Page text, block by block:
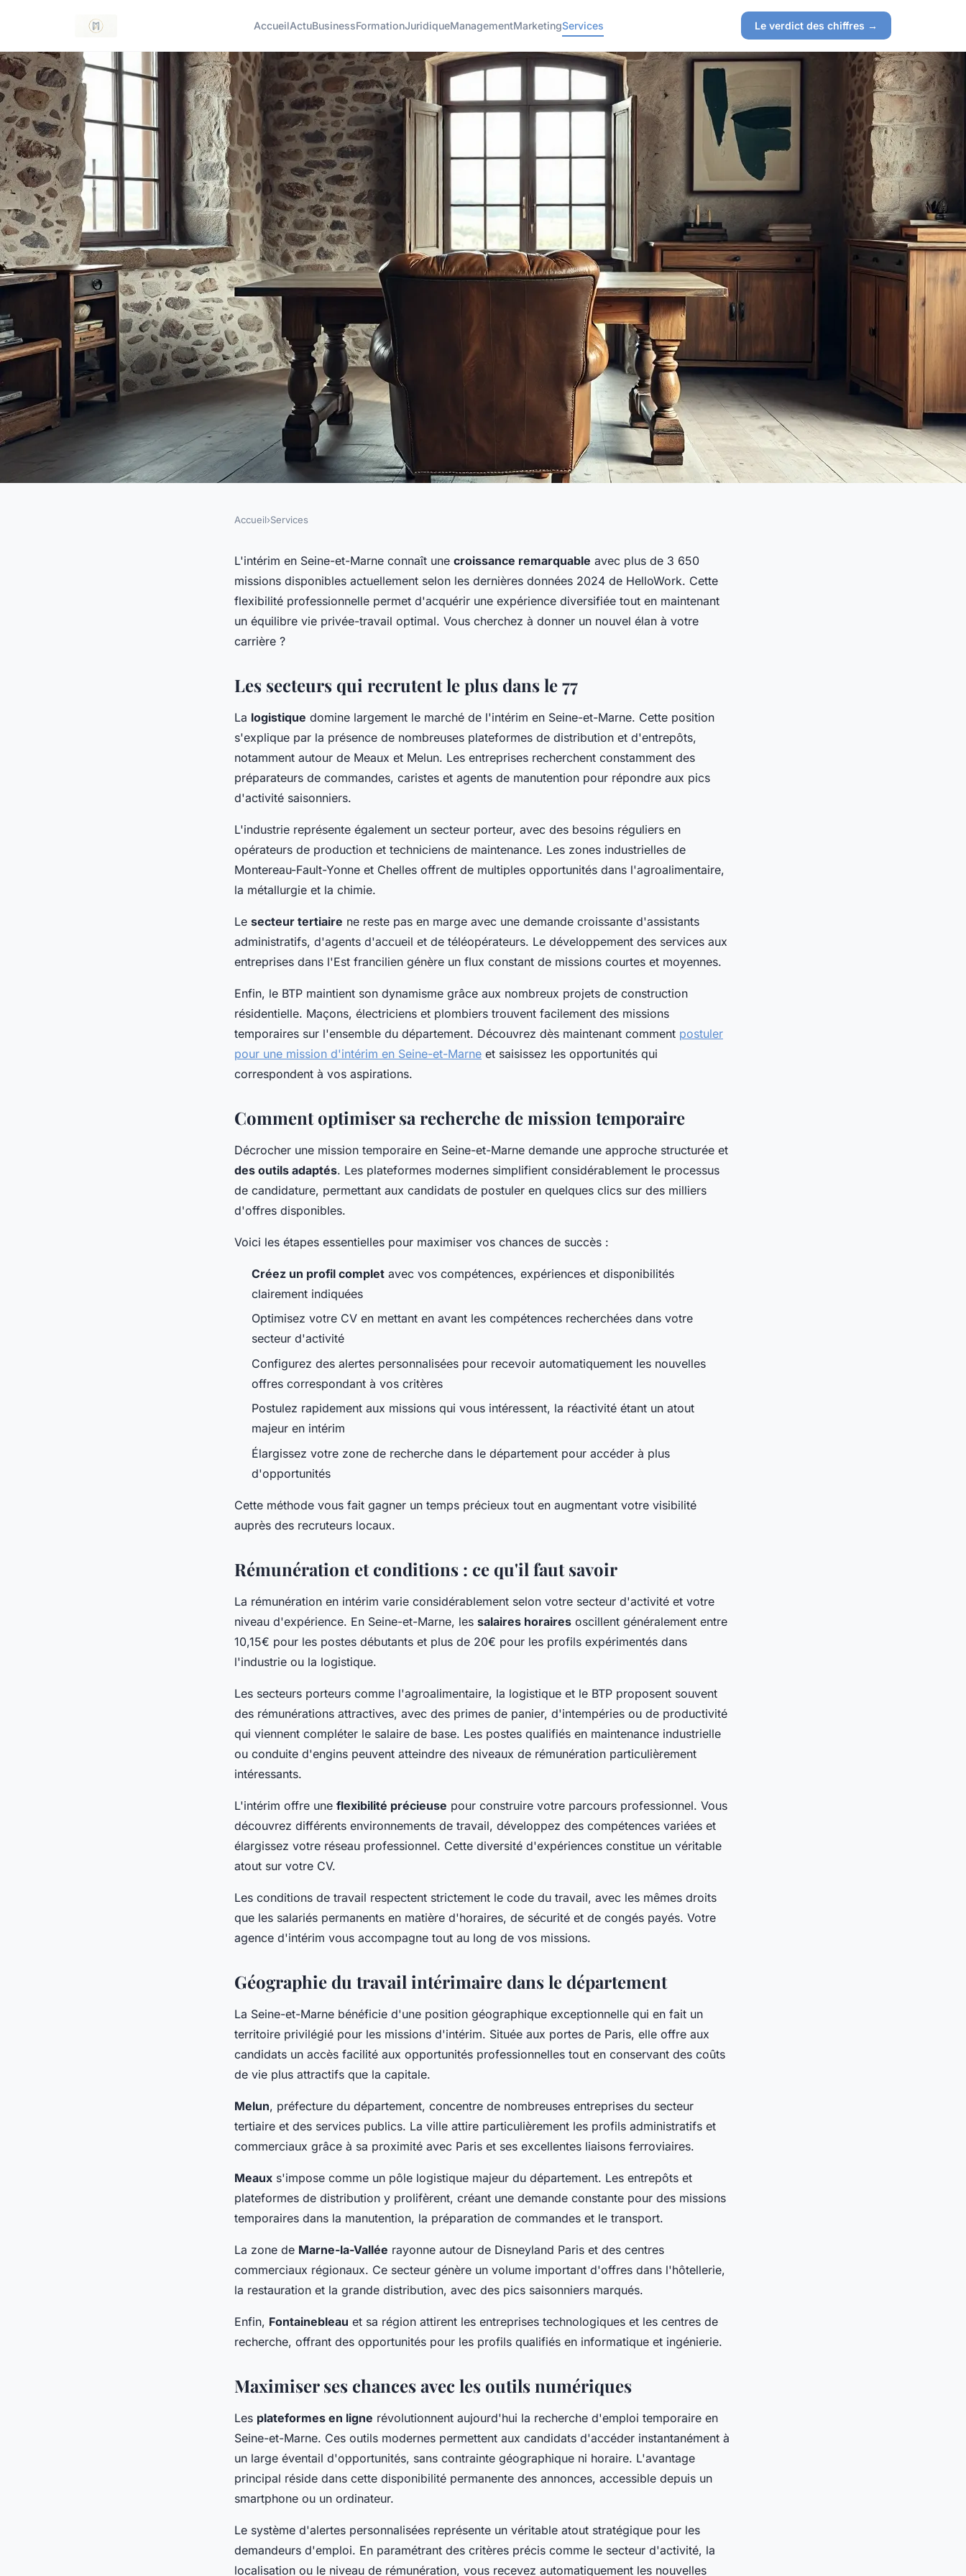
AccueilActuBusinessFormationJuridiqueManagementMarketingServices Le verdict des chiffres →
Métiers à saisir : missions d'intérim en
seine-et-marne
Accueil›Services
L'intérim en Seine-et-Marne connaît une croissance remarquable avec plus de 3 650
missions disponibles actuellement selon les dernières données 2024 de HelloWork. Cette
flexibilité professionnelle permet d'acquérir une expérience diversifiée tout en maintenant
un équilibre vie privée-travail optimal. Vous cherchez à donner un nouvel élan à votre
carrière ?
Les secteurs qui recrutent le plus dans le 77
La logistique domine largement le marché de l'intérim en Seine-et-Marne. Cette position
s'explique par la présence de nombreuses plateformes de distribution et d'entrepôts,
notamment autour de Meaux et Melun. Les entreprises recherchent constamment des
préparateurs de commandes, caristes et agents de manutention pour répondre aux pics
d'activité saisonniers.
L'industrie représente également un secteur porteur, avec des besoins réguliers en
opérateurs de production et techniciens de maintenance. Les zones industrielles de
Montereau-Fault-Yonne et Chelles offrent de multiples opportunités dans l'agroalimentaire,
la métallurgie et la chimie.
Le secteur tertiaire ne reste pas en marge avec une demande croissante d'assistants
administratifs, d'agents d'accueil et de téléopérateurs. Le développement des services aux
entreprises dans l'Est francilien génère un flux constant de missions courtes et moyennes.
Enfin, le BTP maintient son dynamisme grâce aux nombreux projets de construction
résidentielle. Maçons, électriciens et plombiers trouvent facilement des missions
temporaires sur l'ensemble du département. Découvrez dès maintenant comment postuler
pour une mission d'intérim en Seine-et-Marne et saisissez les opportunités qui
correspondent à vos aspirations.
Comment optimiser sa recherche de mission temporaire
Décrocher une mission temporaire en Seine-et-Marne demande une approche structurée et
des outils adaptés. Les plateformes modernes simplifient considérablement le processus
de candidature, permettant aux candidats de postuler en quelques clics sur des milliers
d'offres disponibles.
Voici les étapes essentielles pour maximiser vos chances de succès :
Créez un profil complet avec vos compétences, expériences et disponibilités
clairement indiquées
Optimisez votre CV en mettant en avant les compétences recherchées dans votre
secteur d'activité
Configurez des alertes personnalisées pour recevoir automatiquement les nouvelles
offres correspondant à vos critères
Postulez rapidement aux missions qui vous intéressent, la réactivité étant un atout
majeur en intérim
Élargissez votre zone de recherche dans le département pour accéder à plus
d'opportunités
Cette méthode vous fait gagner un temps précieux tout en augmentant votre visibilité
auprès des recruteurs locaux.
Rémunération et conditions : ce qu'il faut savoir
La rémunération en intérim varie considérablement selon votre secteur d'activité et votre
niveau d'expérience. En Seine-et-Marne, les salaires horaires oscillent généralement entre
10,15€ pour les postes débutants et plus de 20€ pour les profils expérimentés dans
l'industrie ou la logistique.
Les secteurs porteurs comme l'agroalimentaire, la logistique et le BTP proposent souvent
des rémunérations attractives, avec des primes de panier, d'intempéries ou de productivité
qui viennent compléter le salaire de base. Les postes qualifiés en maintenance industrielle
ou conduite d'engins peuvent atteindre des niveaux de rémunération particulièrement
intéressants.
L'intérim offre une flexibilité précieuse pour construire votre parcours professionnel. Vous
découvrez différents environnements de travail, développez des compétences variées et
élargissez votre réseau professionnel. Cette diversité d'expériences constitue un véritable
atout sur votre CV.
Les conditions de travail respectent strictement le code du travail, avec les mêmes droits
que les salariés permanents en matière d'horaires, de sécurité et de congés payés. Votre
agence d'intérim vous accompagne tout au long de vos missions.
Géographie du travail intérimaire dans le département
La Seine-et-Marne bénéficie d'une position géographique exceptionnelle qui en fait un
territoire privilégié pour les missions d'intérim. Située aux portes de Paris, elle offre aux
candidats un accès facilité aux opportunités professionnelles tout en conservant des coûts
de vie plus attractifs que la capitale.
Melun, préfecture du département, concentre de nombreuses entreprises du secteur
tertiaire et des services publics. La ville attire particulièrement les profils administratifs et
commerciaux grâce à sa proximité avec Paris et ses excellentes liaisons ferroviaires.
Meaux s'impose comme un pôle logistique majeur du département. Les entrepôts et
plateformes de distribution y prolifèrent, créant une demande constante pour des missions
temporaires dans la manutention, la préparation de commandes et le transport.
La zone de Marne-la-Vallée rayonne autour de Disneyland Paris et des centres
commerciaux régionaux. Ce secteur génère un volume important d'offres dans l'hôtellerie,
la restauration et la grande distribution, avec des pics saisonniers marqués.
Enfin, Fontainebleau et sa région attirent les entreprises technologiques et les centres de
recherche, offrant des opportunités pour les profils qualifiés en informatique et ingénierie.
Maximiser ses chances avec les outils numériques
Les plateformes en ligne révolutionnent aujourd'hui la recherche d'emploi temporaire en
Seine-et-Marne. Ces outils modernes permettent aux candidats d'accéder instantanément à
un large éventail d'opportunités, sans contrainte géographique ni horaire. L'avantage
principal réside dans cette disponibilité permanente des annonces, accessible depuis un
smartphone ou un ordinateur.
Le système d'alertes personnalisées représente un véritable atout stratégique pour les
demandeurs d'emploi. En paramétrant des critères précis comme le secteur d'activité, la
localisation ou le niveau de rémunération, vous recevez automatiquement les nouvelles